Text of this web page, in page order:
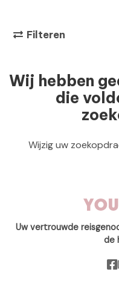
Filteren
Wij hebben
die
Wijzig uw
Uw vertrouwde
de